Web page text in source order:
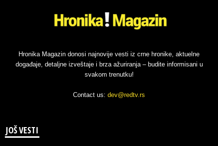
Hronika Magazin donosi najnovije vesti iz crne hronike, aktuelne
događaje, detaljne izveštaje i brza ažuriranja – budite informisani u
svakom trenutku!
Contact us: dev@redtv.rs
JOŠ VESTI